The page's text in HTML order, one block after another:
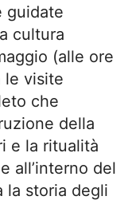
guidate
cultura
(alle ore
le visite
che
della
e la ritualità
all’interno del
la storia degli